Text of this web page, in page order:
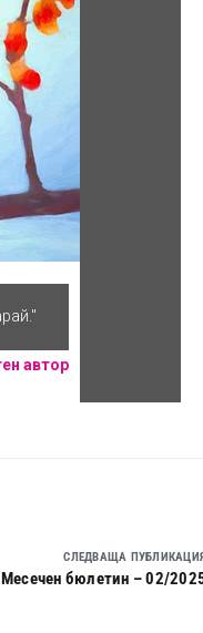
СЛЕДВАЩА ПУБЛИКАЦИЯ
Месечен бюлетин – 02/